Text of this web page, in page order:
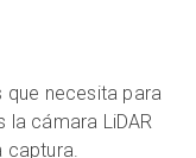
necesita para
la cámara LiDAR
captura.